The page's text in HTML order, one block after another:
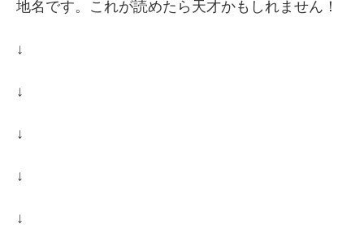
地名です。これが読めたら天才かもしれません！
↓
↓
↓
↓
↓